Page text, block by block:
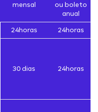
mensal
ou boleto
anual
24horas 24horas
30 dias 24horas